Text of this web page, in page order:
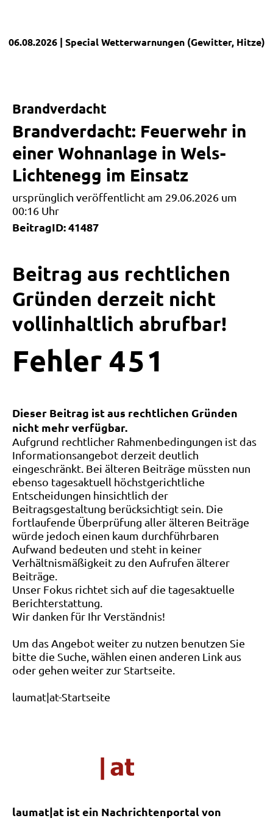
06.08.2026 | SpecialWetterwarnungen (Gewitter, Hitze)
Brandverdacht
Brandverdacht: Feuerwehr in
einer Wohnanlage in Wels-
Lichtenegg im Einsatz
ursprünglich veröffentlicht am 29.06.2026 um
00:16 Uhr
BeitragID: 41487
Beitrag aus rechtlichen
Gründen derzeit nicht
vollinhaltlich abrufbar!
Fehler 4 5 1
Dieser Beitrag ist aus rechtlichen Gründen
nicht mehr verfügbar.
Aufgrund rechtlicher Rahmenbedingungen ist das
Informationsangebot derzeit deutlich
eingeschränkt. Bei älteren Beiträge müssten nun
ebenso tagesaktuell höchstgerichtliche
Entscheidungen hinsichtlich der
Beitragsgestaltung berücksichtigt sein. Die
fortlaufende Überprüfung aller älteren Beiträge
würde jedoch einen kaum durchführbaren
Aufwand bedeuten und steht in keiner
Verhältnismäßigkeit zu den Aufrufen älterer
Beiträge.
Unser Fokus richtet sich auf die tagesaktuelle
Berichterstattung.
Wir danken für Ihr Verständnis!
Um das Angebot weiter zu nutzen benutzen Sie
bitte die Suche, wählen einen anderen Link aus
oder gehen weiter zur Startseite.
laumat|at-Startseite
laumat|at ist ein Nachrichtenportal von